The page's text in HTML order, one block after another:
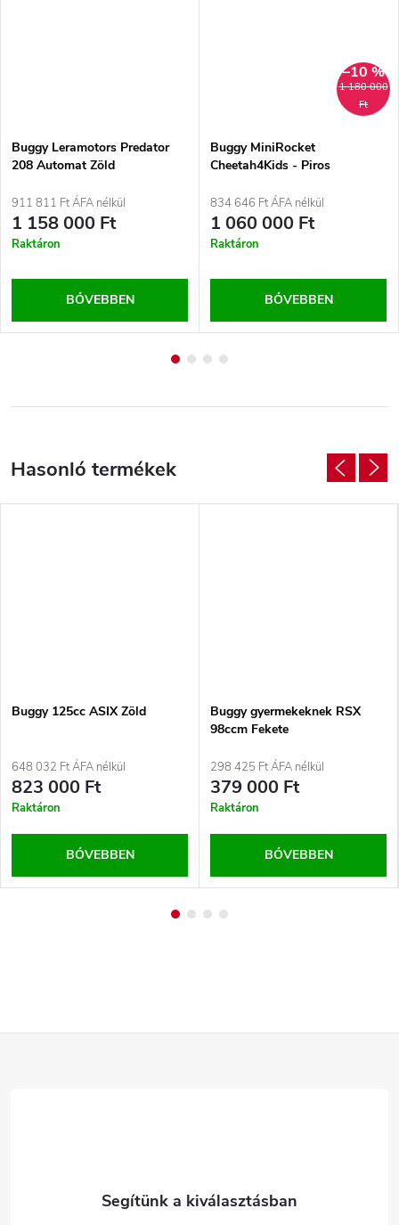
Buggy Leramotors Predator
208 Automat Zöld
911 811 Ft ÁFA nélkül
1 158 000 Ft
Raktáron
BŐVEBBEN
1 180 000
Ft
–10 %
Buggy MiniRocket
Cheetah4Kids - Piros
834 646 Ft ÁFA nélkül
1 060 000 Ft
Raktáron
BŐVEBBEN
Buggy 125cc ASIX Zöld
648 032 Ft ÁFA nélkül
823 000 Ft
Raktáron
BŐVEBBEN
Buggy gyermekeknek RSX
98ccm Fekete
298 425 Ft ÁFA nélkül
379 000 Ft
Raktáron
BŐVEBBEN